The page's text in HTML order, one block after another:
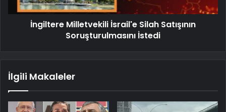
İngiltere Milletvekili İsrail'e Silah Satışının
Soruşturulmasını İstedi
İlgili Makaleler